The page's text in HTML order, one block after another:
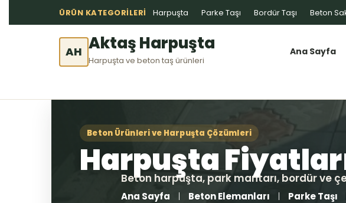
ÜRÜN KATEGORILERI Harpuşta Parke Taşı Bordür Taşı Beton
AH Aktaş Harpuşta
Harpuşta ve beton taş ürünleri
Ana Sayfa
Ana Sayfa Beton Elemanları Parke Taşı